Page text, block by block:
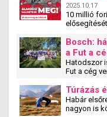
2025.10.17
10 millió
iskolák
Nádudvari
pályázaton
vehetnek
számára
sportolás
Nádudvari
Bosch:
a Fut a
Hatodszor
Túrázás
Habár
nagyon is